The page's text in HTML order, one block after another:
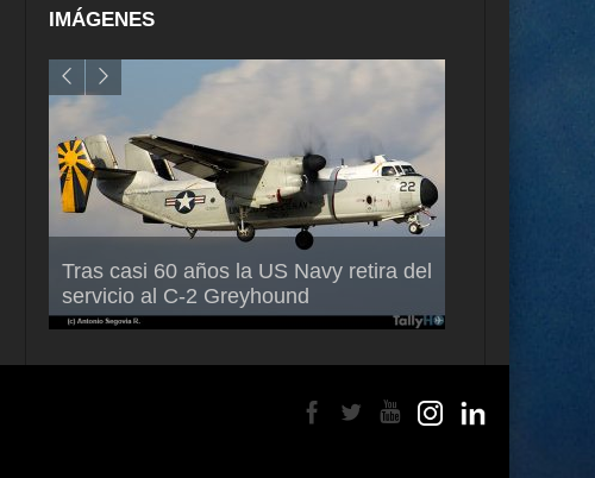
IMÁGENES
Tras casi 60 años la US Navy retira del
servicio al C-2 Greyhound
Air France-KLM anuncia a Guilhem
Mallet como nuevo Director General
para América Latina